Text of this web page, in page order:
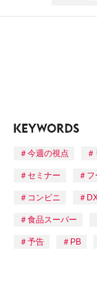
今週の視点
セミナー フ
コンビニ
食品スーパー
予告 PB